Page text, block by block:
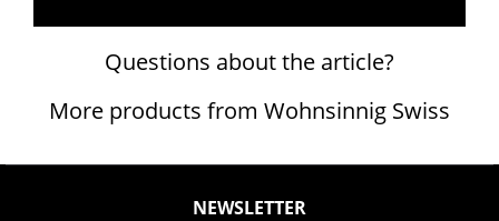
Questions about the article?
More products from Wohnsinnig Swiss
NEWSLETTER